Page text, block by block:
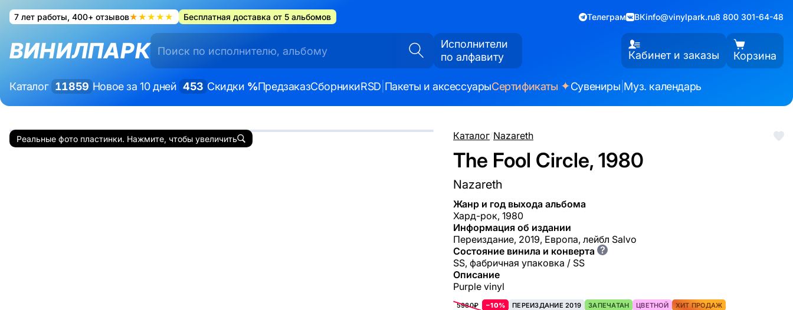
7 лет работы, 400+ отзывов★★★★★ Бесплатная доставка от 5 альбомов Телеграм ВКinfo@vinylpark.ru8 800 301-64-48
ВИНИЛПАРК
Исполнители
по алфавиту
Кабинет и заказы Корзина
Каталог 11859 Новое за 10 дней 453 Скидки %ПредзаказСборникиRSD Пакеты и аксессуарыСертификаты ✦Сувениры Муз. календарь
Каталог/Nazareth
The Fool Circle, 1980
Nazareth
Жанр и год выхода альбома
Хард-рок, 1980
Информация об издании
Переиздание, 2019, Европа, лейбл Salvo
Состояние винила и конверта ?
SS, фабричная упаковка / SS
Описание
Purple vinyl
5980₽ −10% ПЕРЕИЗДАНИЕ 2019 ЗАПЕЧАТАН ЦВЕТНОЙ ХИТ ПРОДАЖ
Реальные фото пластинки. Нажмите, чтобы увеличить